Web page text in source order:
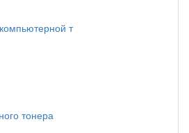
т
тонера